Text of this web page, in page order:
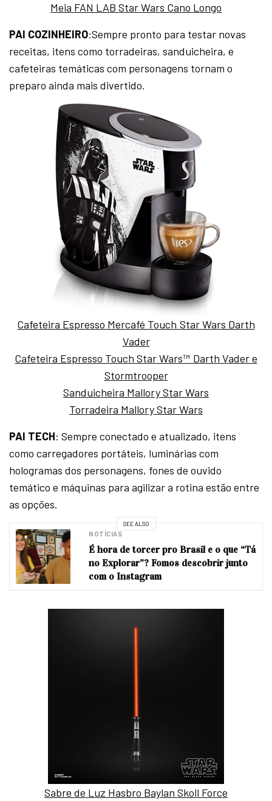
Meia FAN LAB Star Wars Cano Longo
PAI COZINHEIRO:Sempre pronto para testar novas
receitas, itens como torradeiras, sanduicheira, e
cafeteiras temáticas com personagens tornam o
preparo ainda mais divertido.
Cafeteira Espresso Mercafé Touch Star Wars Darth
Vader
Cafeteira Espresso Touch Star Wars™ Darth Vader e
Stormtrooper
Sanduicheira Mallory Star Wars
Torradeira Mallory Star Wars
PAI TECH: Sempre conectado e atualizado, itens
como carregadores portáteis, luminárias com
hologramas dos personagens, fones de ouvido
temático e máquinas para agilizar a rotina estão entre
as opções.
SEE ALSO
NOTÍCIAS
É hora de torcer pro Brasil e o que “Tá
no Explorar”? Fomos descobrir junto
com o Instagram
Sabre de Luz Hasbro Baylan Skoll Force